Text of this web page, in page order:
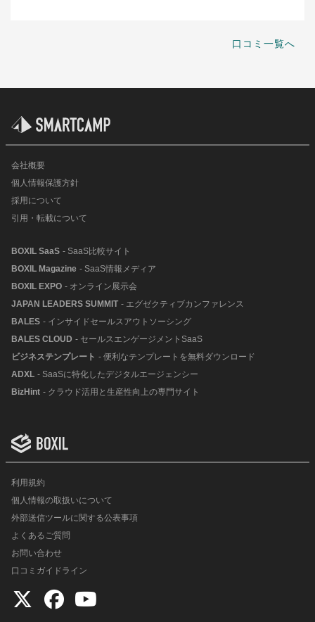
口コミ一覧へ
会社概要
個人情報保護方針
採用について
引用・転載について
BOXIL SaaS - SaaS比較サイト
BOXIL Magazine - SaaS情報メディア
BOXIL EXPO - オンライン展示会
JAPAN LEADERS SUMMIT - エグゼクティブカンファレンス
BALES - インサイドセールスアウトソーシング
BALES CLOUD - セールスエンゲージメントSaaS
ビジネステンプレート - 便利なテンプレートを無料ダウンロード
ADXL - SaaSに特化したデジタルエージェンシー
BizHint - クラウド活用と生産性向上の専門サイト
利用規約
個人情報の取扱いについて
外部送信ツールに関する公表事項
よくあるご質問
お問い合わせ
口コミガイドライン